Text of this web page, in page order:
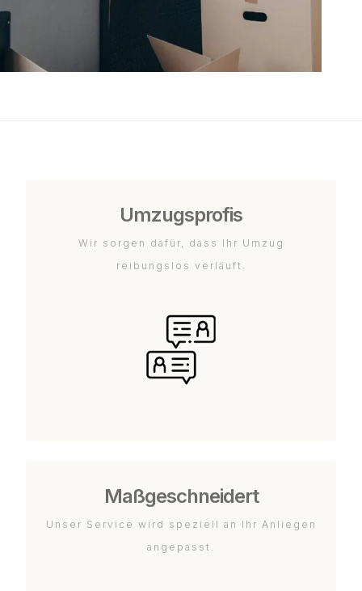
Umzugsprofis
Wir sorgen dafür, dass Ihr Umzug
reibungslos verläuft.
Maßgeschneidert
Unser Service wird speziell an Ihr Anliegen
angepasst.